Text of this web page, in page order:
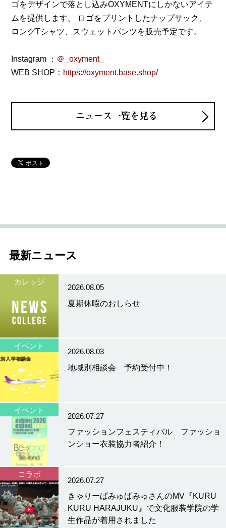
ゴをデザインで落とし込みOXYMENTにしかないアイテ
ムを提供します。 ロゴをプリントしたナップサック、
ロングTシャツ、スウェットパンツを販売予定です。
Instagram ： ＠_oxyment_
WEB SHOP： https://oxyment.base.shop/
ニュース一覧を見る
最新ニュース
カレッジ
2026.08.05
夏期休暇のおしらせ
イベント
2026.08.03
地域別相談会 予約受付中！
イベント
2026.07.27
ファッションフェスティバル ファッショ
ンショー衣装協力者紹介！
コラボ
2026.07.27
きゃりーぱみゅぱみゅさんのMV『KURU
KURU HARAJUKU』で文化服装学院の学
生作品が着用されました